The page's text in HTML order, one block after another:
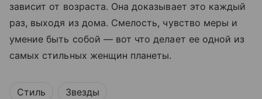
зависит от возраста. Она доказывает это каждый
раз, выходя из дома. Смелость, чувство меры и
умение быть собой — вот что делает ее одной из
самых стильных женщин планеты.
Стиль Звезды